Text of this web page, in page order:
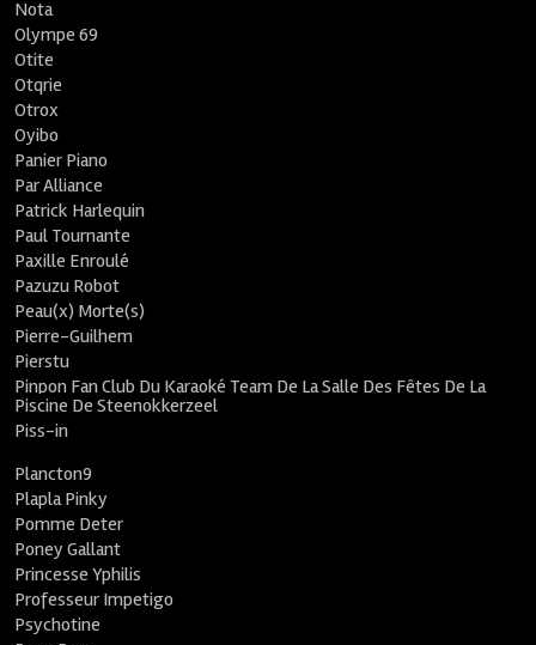
Nota
Olympe 69
Otite
Otqrie
Otrox
Oyibo
Panier Piano
Par Alliance
Patrick Harlequin
Paul Tournante
Paxille Enroulé
Pazuzu Robot
Peau(x) Morte(s)
Pierre-Guilhem
Pierstu
Pinpon Fan Club Du Karaoké Team De La Salle Des Fêtes De La
Piscine De Steenokkerzeel
Piss-in
Plancton9
Plapla Pinky
Pomme Deter
Poney Gallant
Princesse Yphilis
Professeur Impetigo
Psychotine